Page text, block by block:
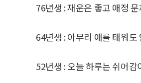
76년생 : 재운은 좋고 애정
64년생 : 아무리 애를 태워
52년생 : 오늘 하루는 쉬어